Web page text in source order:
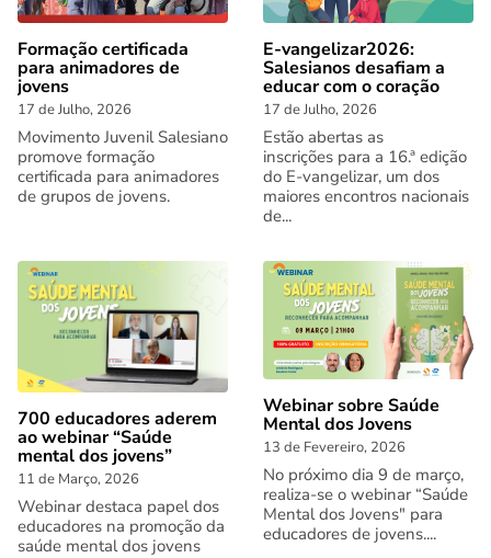
Formação certificada
para animadores de
jovens
17 de Julho, 2026
Movimento Juvenil Salesiano
promove formação
certificada para animadores
de grupos de jovens.
E-vangelizar2026:
Salesianos desafiam a
educar com o coração
17 de Julho, 2026
Estão abertas as
inscrições para a 16.ª edição
do E-vangelizar, um dos
maiores encontros nacionais
de...
700 educadores aderem
ao webinar “Saúde
mental dos jovens”
11 de Março, 2026
Webinar destaca papel dos
educadores na promoção da
saúde mental dos jovens
Webinar sobre Saúde
Mental dos Jovens
13 de Fevereiro, 2026
No próximo dia 9 de março,
realiza-se o webinar “Saúde
Mental dos Jovens" para
educadores de jovens....